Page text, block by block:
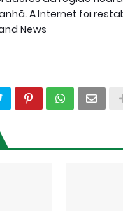
A Internet foi
News